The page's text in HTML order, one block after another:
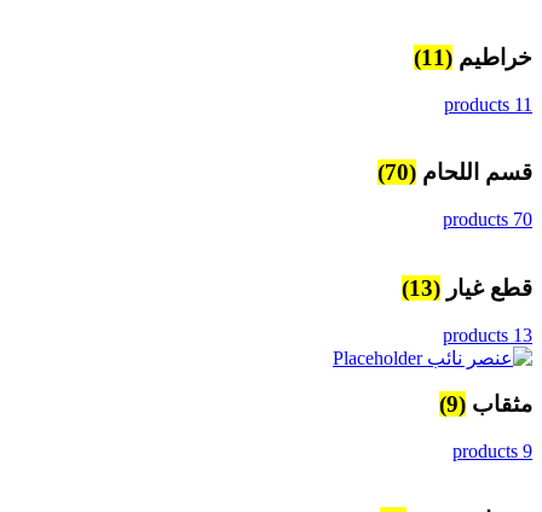
خراطيم (11)
11 products
قسم اللحام (70)
70 products
قطع غيار (13)
13 products
مثقاب (9)
9 products